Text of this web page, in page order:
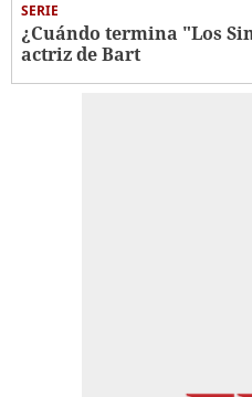
SERIE
¿Cuándo termina "Los
actriz de Bart